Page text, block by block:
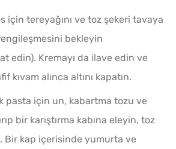
için tereyağını ve toz şekeri tavaya
bekleyin
edin). Kremayı da ilave edin ve
kıvam alınca altını kapatın.
pasta için un, kabartma tozu ve
bir karıştırma kabına eleyin, toz
Bir kap içerisinde yumurta ve